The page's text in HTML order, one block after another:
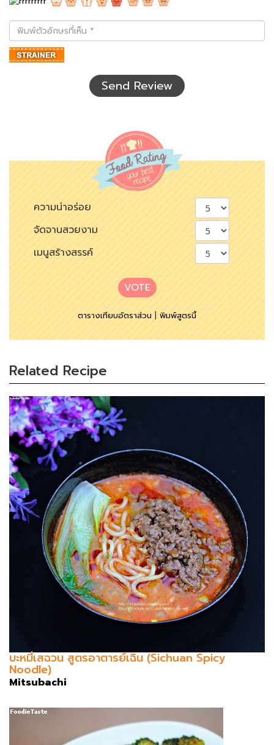
พิมพ์
ตัว
อักษร
ที่
Send Review
ความน่าอร่อย
จัดจานสวยงาม
เมนูสร้างสรรค์
VOTE
ตารางเทียบอัตราส่วน|พิมพ์สูตรนี้
Related Recipe
บะหมี่เสฉวน สูตรอาตารย์เฉิน (Sichuan Spicy
Noodle)
Mitsubachi